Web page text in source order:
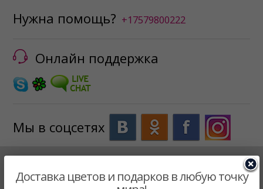
Нужна помощь? +17579800222
Онлайн поддержка
Мы в соцсетях
Наша Служба Доставки
Доставка цветов и подарков в любую точку